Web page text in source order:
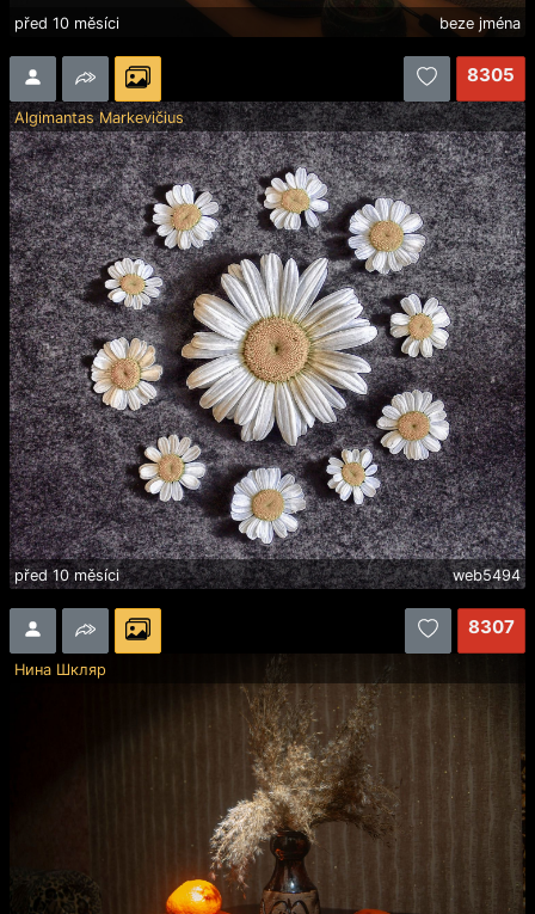
před 10 měsíci beze jména
8305
Algimantas Markevičius
před 10 měsíci web5494
8307
Нина Шкляр